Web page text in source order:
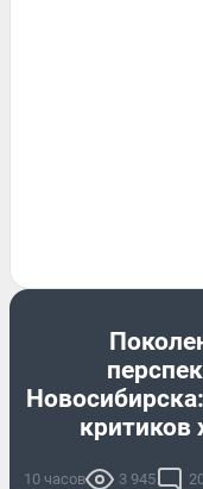
критиков
10 часов 3 945